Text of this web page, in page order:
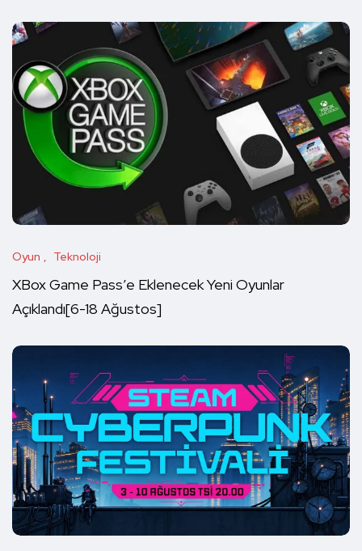
Oyun Teknoloji
XBox Game Pass’e Eklenecek Yeni Oyunlar
Açıklandı[6-18 Ağustos]